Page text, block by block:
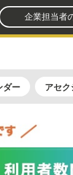
企業担当者
ダー アセ